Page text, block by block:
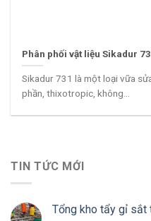
Phân phối vật liệu Sikadur
Sikadur 731 là một loại vữa
phần, thixotropic, không...
TIN TỨC MỚI
Tổng kho tẩy gỉ sắt